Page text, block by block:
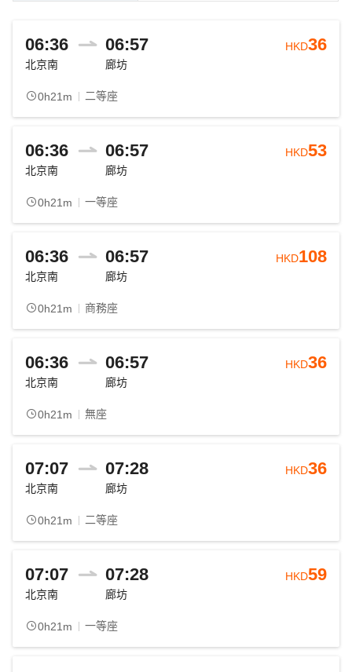
06:36 06:57
北京南 廊坊
0h21m 二等座
HKD36
06:36 06:57
北京南 廊坊
0h21m 一等座
HKD53
06:36 06:57
北京南 廊坊
0h21m 商務座
HKD108
06:36 06:57
北京南 廊坊
0h21m 無座
HKD36
07:07 07:28
北京南 廊坊
0h21m 二等座
HKD36
07:07 07:28
北京南 廊坊
0h21m 一等座
HKD59